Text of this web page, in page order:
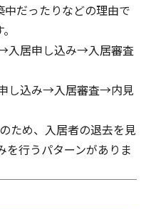
だったりなどの理由で
入居申し込み→入居審査
し込み→入居審査→内見
ため、入居者の退去を見
を行うパターンがありま